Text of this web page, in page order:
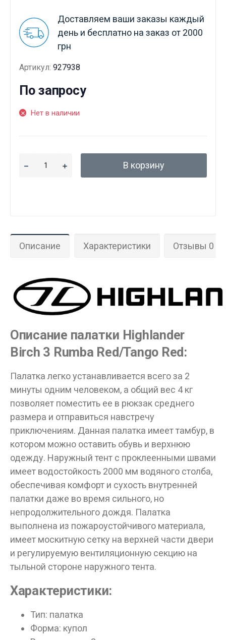
Доставляем ваши заказы каждый
день и бесплатно на заказ от 2000
грн
Артикул: 927938
По запросу
Нет в наличии
В корзину
Описание Характеристики Отзывы 0
Описание палатки Highlander
Birch 3 Rumba Red/Tango Red:
Палатка легко устанавливается всего за 2
минуты одним человеком, а общий вес 4 кг
позволяет поместить ее в рюкзак среднего
размера и отправиться навстречу
приключениям. Данная палатка имеет тамбур, в
котором можно оставить обувь и верхнюю
одежду. Наружный тент с проклеенными швами
имеет водостойкость 2000 мм водяного столба,
обеспечивая комфорт и сухость внутренней
палатки даже во время сильного, но
непродолжительного дождя. Палатка
выполнена из пожароустойчивого материала,
имеет москитную сетку на верхней части двери
и регулируемую вентиляционную секцию на
тыльной стороне наружного тента.
Характеристики:
Тип: палатка
Форма: купол
Данные товары продаются лицам,